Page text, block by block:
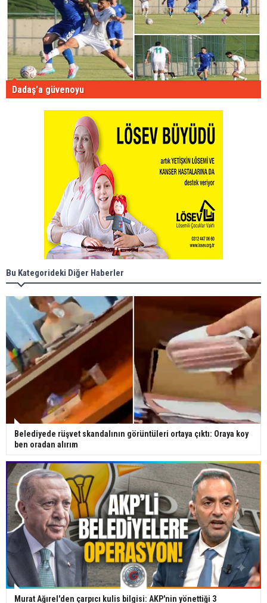
Dadaş'a güvenoyu
Bu Kategorideki Diğer Haberler
Belediyede rüşvet skandalının görüntüleri ortaya çıktı: Oraya koy
ben oradan alırım
Murat Ağırel'den çarpıcı kulis bilgisi: AKP'nin yönettiği 3